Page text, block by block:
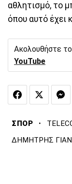
αθλητισμό, το
όπου αυτό έχει
Ακολουθήστε
YouTube
ΣΠΟΡ ·
ΔΗΜΗΤΡΗΣ